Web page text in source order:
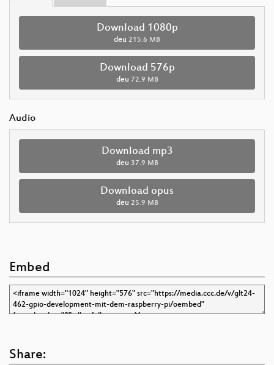
Download 1080p
deu 215.6 MB
Download 576p
deu 72.9 MB
Audio
Download mp3
deu 37.9 MB
Download opus
deu 25.9 MB
Embed
Share: